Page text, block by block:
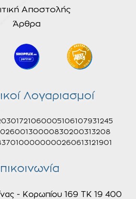
Αποστολής
Άρθρα
Λογαριασμοί
- Κορωπίου 169 ΤΚ 19 400